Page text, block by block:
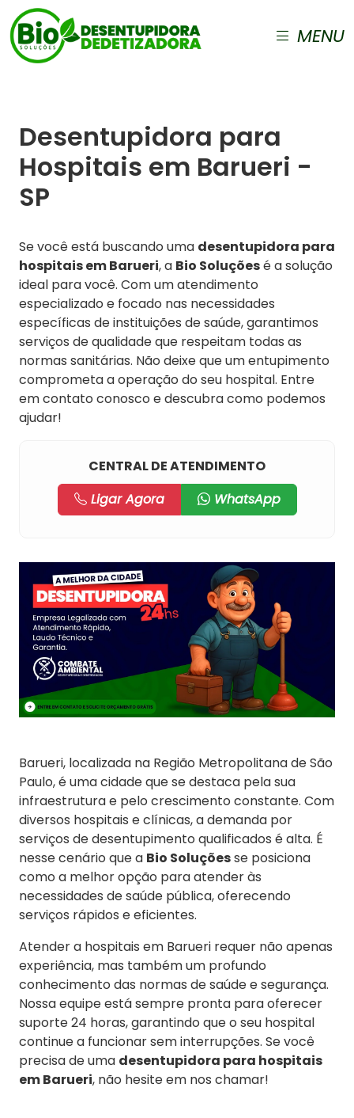
MENU
Desentupidora para
Hospitais em Barueri -
SP
Se você está buscando uma desentupidora para
hospitais em Barueri, a Bio Soluçõesé a solução
ideal para você. Com um atendimento
especializado e focado nas necessidades
específicas de instituições de saúde, garantimos
serviços de qualidade que respeitam todas as
normas sanitárias. Não deixe que um entupimento
comprometa a operação do seu hospital. Entre
em contato conosco e descubra como podemos
ajudar!
CENTRAL DE ATENDIMENTO
Ligar Agora
WhatsApp
Barueri, localizada na Região Metropolitana de São
Paulo, é uma cidade que se destaca pela sua
infraestrutura e pelo crescimento constante. Com
diversos hospitais e clínicas, a demanda por
serviços de desentupimento qualificados é alta. É
nesse cenário que a Bio Soluçõesse posiciona
como a melhor opção para atender às
necessidades de saúde pública, oferecendo
serviços rápidos e eficientes.
Atender a hospitais em Barueri requer não apenas
experiência, mas também um profundo
conhecimento das normas de saúde e segurança.
Nossa equipe está sempre pronta para oferecer
suporte 24 horas, garantindo que o seu hospital
continue a funcionar sem interrupções. Se você
precisa de uma desentupidora para hospitais
em Barueri, não hesite em nos chamar!